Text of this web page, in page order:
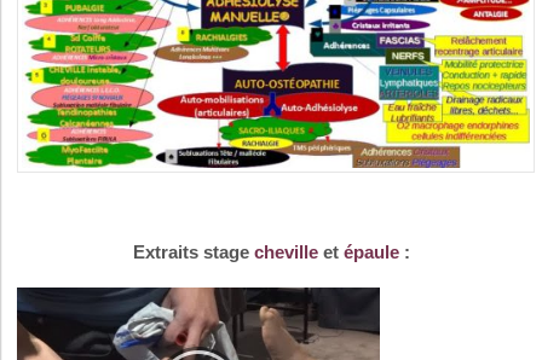
Extraits stage chevilleet épaule: